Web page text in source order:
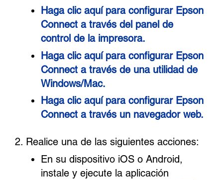
Haga clic aquí para configurar Epson
Connect a través del panel de
control de la impresora.
Haga clic aquí para configurar Epson
Connect a través de una utilidad de
Windows/Mac.
Haga clic aquí para configurar Epson
Connect a través un navegador web.
Realice una de las siguientes acciones:
En su dispositivo iOS o Android,
instale y ejecute la aplicación